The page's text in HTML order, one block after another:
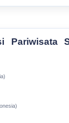
Pariwisata